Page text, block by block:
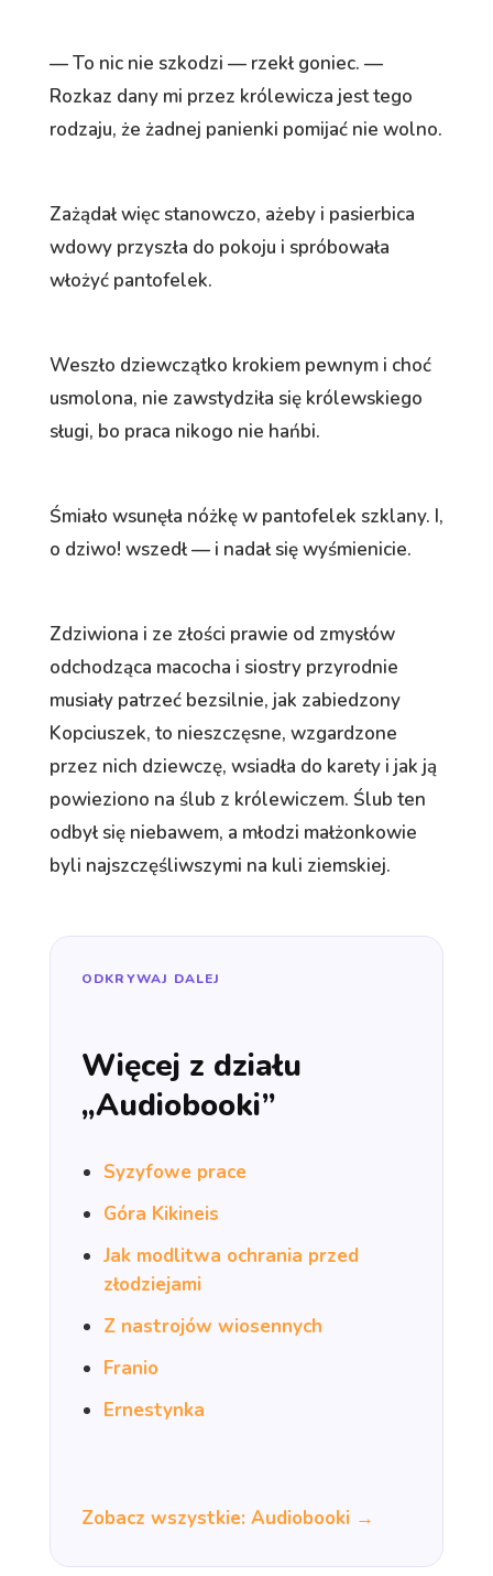
— To nic nie szkodzi — rzekł goniec. —
Rozkaz dany mi przez królewicza jest tego
rodzaju, że żadnej panienki pomijać nie wolno.
Zażądał więc stanowczo, ażeby i pasierbica
wdowy przyszła do pokoju i spróbowała
włożyć pantofelek.
Weszło dziewczątko krokiem pewnym i choć
usmolona, nie zawstydziła się królewskiego
sługi, bo praca nikogo nie hańbi.
Śmiało wsunęła nóżkę w pantofelek szklany. I,
o dziwo! wszedł — i nadał się wyśmienicie.
Zdziwiona i ze złości prawie od zmysłów
odchodząca macocha i siostry przyrodnie
musiały patrzeć bezsilnie, jak zabiedzony
Kopciuszek, to nieszczęsne, wzgardzone
przez nich dziewczę, wsiadła do karety i jak ją
powieziono na ślub z królewiczem. Ślub ten
odbył się niebawem, a młodzi małżonkowie
byli najszczęśliwszymi na kuli ziemskiej.
ODKRYWAJ DALEJ
Więcej z działu
„Audiobooki”
Syzyfowe prace
Góra Kikineis
Jak modlitwa ochrania przed
złodziejami
Z nastrojów wiosennych
Franio
Ernestynka
Zobacz wszystkie: Audiobooki →